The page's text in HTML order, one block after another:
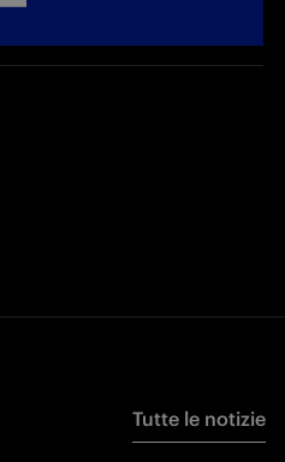
Tutte le notizie